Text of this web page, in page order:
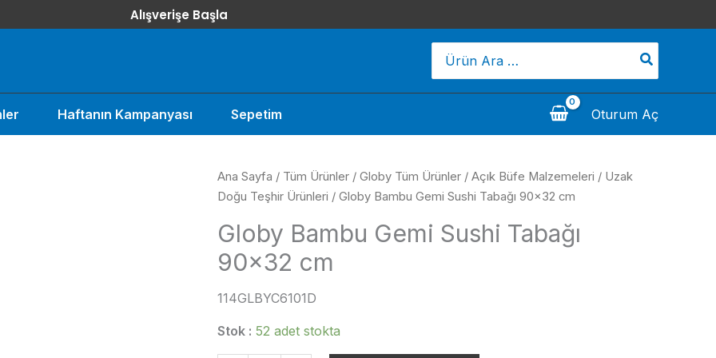
Alışverişe Başla
Search
for:
Haftanın Kampanyası Sepetim Oturum Aç
Ana Sayfa / Tüm Ürünler / Globy Tüm Ürünler / Açık Büfe Malzemeleri / Uzak
Doğu Teşhir Ürünleri / Globy Bambu Gemi Sushi Tabağı 90×32 cm
Globy Bambu Gemi Sushi Tabağı
90×32 cm
114GLBYC6101D
Stok : 52 adet stokta